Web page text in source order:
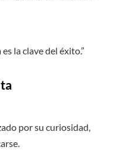
la clave del éxito.”
por su curiosidad,